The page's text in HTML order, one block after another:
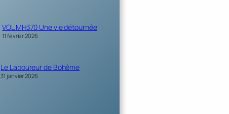
VOL MH370 Une vie détournée
11 février 2026
Le Laboureur de Bohême
31 janvier 2026